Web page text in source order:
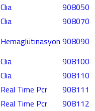
Clıa
908050
Clıa
908070
Hemaglütinasyon 908090
Clia
908100
Clia
908110
Real Time Pcr
908111
Real Time Pcr
908112